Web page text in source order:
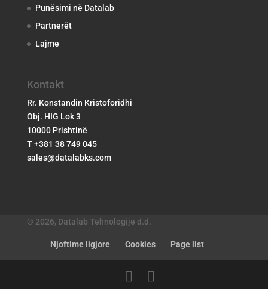
Punësimi në Datalab
Partnerët
Lajme
Kontakt
Rr. Konstandin Kristoforidhi
Obj. HIG Lok 3
10000 Prishtinë
T +381 38 749 045
sales@datalabks.com
© 2026, Datalab Tehnologije d.d.
Njoftime ligjore Cookies Page list